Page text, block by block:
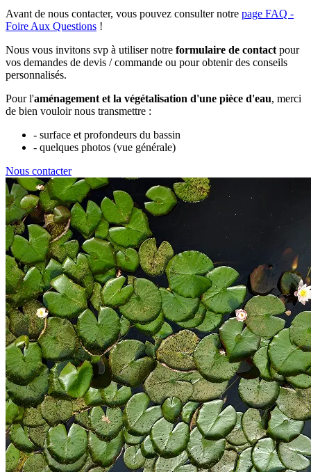
Avant de nous contacter, vous pouvez consulter notre page FAQ -
Foire Aux Questions !
Nous vous invitons svp à utiliser notre formulaire de contact pour
vos demandes de devis / commande ou pour obtenir des conseils
personnalisés.
Pour l'aménagement et la végétalisation d'une pièce d'eau, merci
de bien vouloir nous transmettre :
- surface et profondeurs du bassin
- quelques photos (vue générale)
Nous contacter